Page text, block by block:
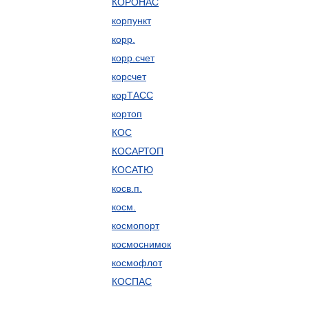
корпункт
корр.
корр.счет
корсчет
корТАСС
кортоп
КОС
КОСАРТОП
КОСАТЮ
косв.п.
косм.
космопорт
космоснимок
космофлот
КОСПАС